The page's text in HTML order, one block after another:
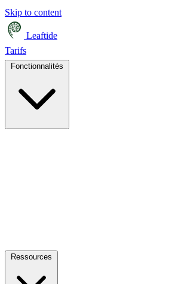
Skip to content
Leaftide
Tarifs